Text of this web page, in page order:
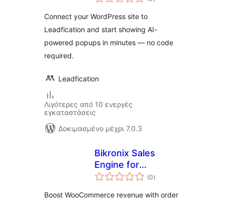
Connect your WordPress site to
Leadfication and start showing AI-
powered popups in minutes — no code
required.
Leadfication
Λιγότερες από 10 ενεργές
εγκαταστάσεις
Δοκιμασμένο μέχρι 7.0.3
Bikronix Sales
Engine for
WooCommerce
(0αξιολογήσεις
σύνολο
)
Boost WooCommerce revenue with order